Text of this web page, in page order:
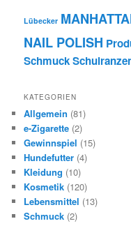
Lübecker
NAIL POLISH
Schmuck
KATEGORIEN
Allgemein (81)
e-Zigarette (2)
Gewinnspiel (15)
Hundefutter (4)
Kleidung (10)
Kosmetik (120)
Lebensmittel (13)
Schmuck (2)